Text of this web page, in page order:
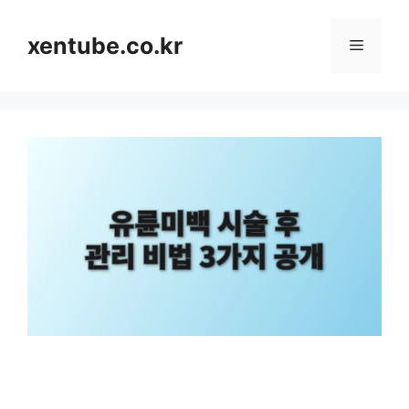
xentube.co.kr 메